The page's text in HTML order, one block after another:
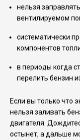
нельзя
вентилируемом
систематически
компонентов
в периоды когда
перелить бензин
Если вы только что
нельзя заливать
двигателя.
остынет, а дальше